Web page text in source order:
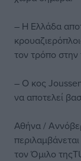
– Η Ελλάδα
τον τρόπο στην
– Ο κος Joussen
να αποτελεί
Αθήνα /
τον Όμιλο